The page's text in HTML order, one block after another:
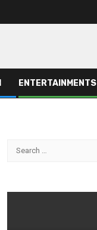
ENTERTAINMENTS
Search